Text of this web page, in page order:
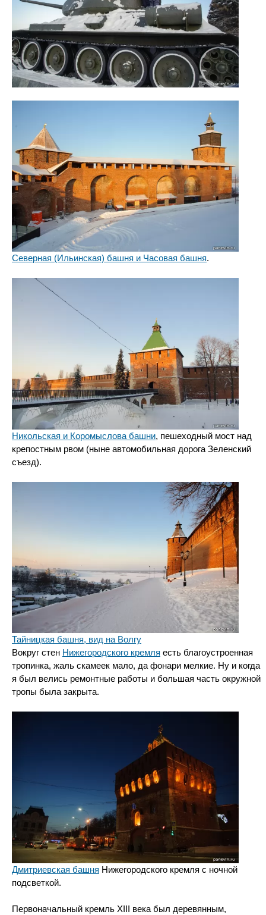
Северная (Ильинская) башня и Часовая башня.
Никольская и Коромыслова башни, пешеходный мост над
крепостным рвом (ныне автомобильная дорога Зеленский
съезд).
Тайницкая башня, вид на Волгу
Вокруг стен Нижегородского кремля есть благоустроенная
тропинка, жаль скамеек мало, да фонари мелкие. Ну и когда
я был велись ремонтные работы и большая часть окружной
тропы была закрыта.
Дмитриевская башня Нижегородского кремля с ночной
подсветкой.
Первоначальный кремль XIII века был деревянным,